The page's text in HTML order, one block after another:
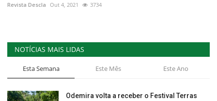
Revista Descla Out 4, 2021 3734
NOTÍCIAS MAIS LIDAS
Esta Semana Este Mês Este Ano
Odemira volta a receber o Festival Terras